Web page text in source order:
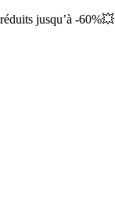
jusqu’à -60%💥